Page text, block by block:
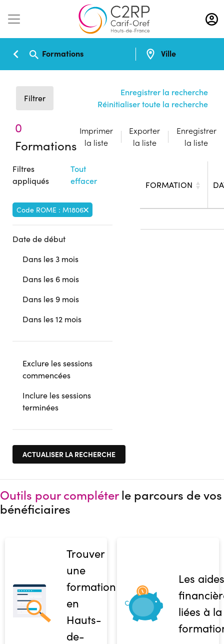
Aller
au
contenu
Formations Ville
Filtrer
Enregistrer la recherche
Réinitialiser toute la recherche
0
Formations
Imprimer
la liste
Exporter
la liste
Enregistrer
la liste
Filtres
appliqués
Tout
effacer
Code ROME : M1806
Date de début
Dans les 3 mois
Dans les 6 mois
Dans les 9 mois
Dans les 12 mois
Exclure les sessions
commencées
Inclure les sessions
terminées
FORMATION
Outils pour compléterle parcours de vos
bénéficiaires
Trouver
une
formation
en
Hauts-
de-
Les aides
liées à la